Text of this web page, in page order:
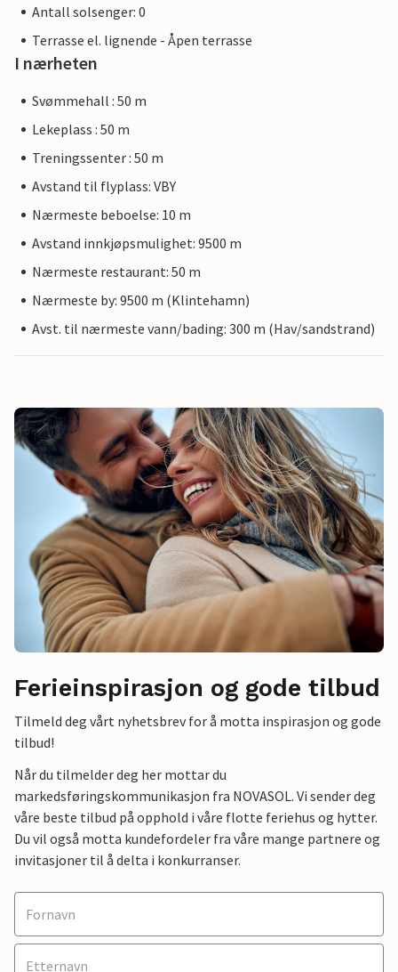
Antall solsenger: 0
Terrasse el. lignende - Åpen terrasse
I nærheten
Svømmehall : 50 m
Lekeplass : 50 m
Treningssenter : 50 m
Avstand til flyplass: VBY
Nærmeste beboelse: 10 m
Avstand innkjøpsmulighet: 9500 m
Nærmeste restaurant: 50 m
Nærmeste by: 9500 m (Klintehamn)
Avst. til nærmeste vann/bading: 300 m (Hav/sandstrand)
Ferieinspirasjon og gode tilbud
Tilmeld deg vårt nyhetsbrev for å motta inspirasjon og gode
tilbud!
Når du tilmelder deg her mottar du
markedsføringskommunikasjon fra NOVASOL. Vi sender deg
våre beste tilbud på opphold i våre flotte feriehus og hytter.
Du vil også motta kundefordeler fra våre mange partnere og
invitasjoner til å delta i konkurranser.